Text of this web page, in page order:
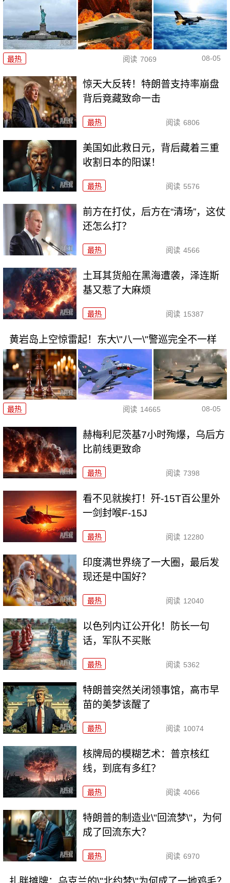
最热 阅读 7069 08-05
惊天大反转！特朗普支持率崩盘
背后竟藏致命一击
最热 阅读 6806
美国如此救日元，背后藏着三重
收割日本的阳谋！
最热 阅读 5576
前方在打仗，后方在“清场”，这仗
还怎么打？
最热 阅读 4566
土耳其货船在黑海遭袭，泽连斯
基又惹了大麻烦
最热 阅读 15387
黄岩岛上空惊雷起！东大\"八一\"警巡完全不一样
最热 阅读 14665 08-05
赫梅利尼茨基7小时殉爆，乌后方
比前线更致命
最热 阅读 7398
看不见就挨打！歼-15T百公里外
一剑封喉F-15J
最热 阅读 12280
印度满世界绕了一大圈，最后发
现还是中国好？
最热 阅读 12040
以色列内讧公开化！防长一句
话，军队不买账
最热 阅读 5362
特朗普突然关闭领事馆，高市早
苗的美梦该醒了
最热 阅读 10074
核牌局的模糊艺术：普京核红
线，到底有多红？
最热 阅读 4066
特朗普的制造业\"回流梦\"，为何
成了回流东大？
最热 阅读 6970